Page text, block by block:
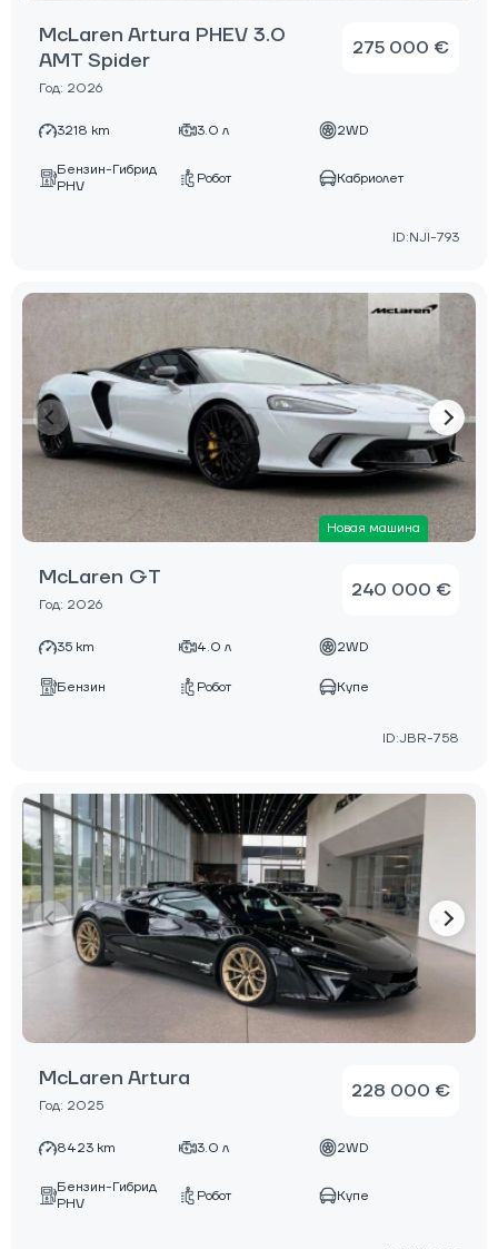
McLaren Artura PHEV 3.0
AMT Spider
Год: 2026
275 000 €
3218 km 3.0 л 2WD
Бензин-Гибрид
PHV
Робот Кабриолет
ID:NJI-793
Новая машина
McLaren GT
Год: 2026
240 000 €
35 km 4.0 л 2WD
Бензин Робот Купе
ID:JBR-758
McLaren Artura
Год: 2025
228 000 €
8423 km 3.0 л 2WD
Бензин-Гибрид
PHV
Робот Купе